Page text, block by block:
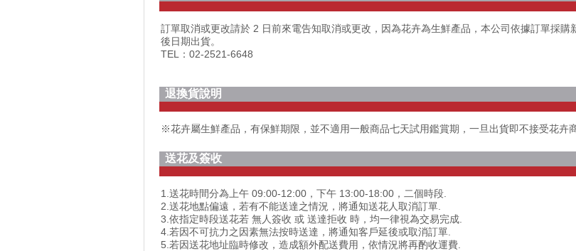
訂單取消或更改請於 2 日前來電告知取消或更改，因為花卉為生鮮產品，本公司依據訂單採
後日期出貨。
TEL：02-2521-6648
退換貨說明
※花卉屬生鮮產品，有保鮮期限，並不適用一般商品七天試用鑑賞期，一旦出貨即不接受花卉
送花及簽收
1.送花時間分為上午 09:00-12:00，下午 13:00-18:00，二個時段.
2.送花地點偏遠，若有不能送達之情況，將通知送花人取消訂單.
3.依指定時段送花若 無人簽收 或 送達拒收 時，均一律視為交易完成.
4.若因不可抗力之因素無法按時送達，將通知客戶延後或取消訂單.
5.若因送花地址臨時修改，造成額外配送費用，依情況將再酌收運費.